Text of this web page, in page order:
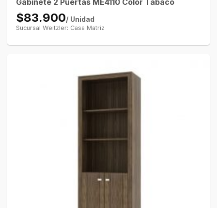
$83.900/ Unidad
Sucursal Weitzler: Casa Matriz